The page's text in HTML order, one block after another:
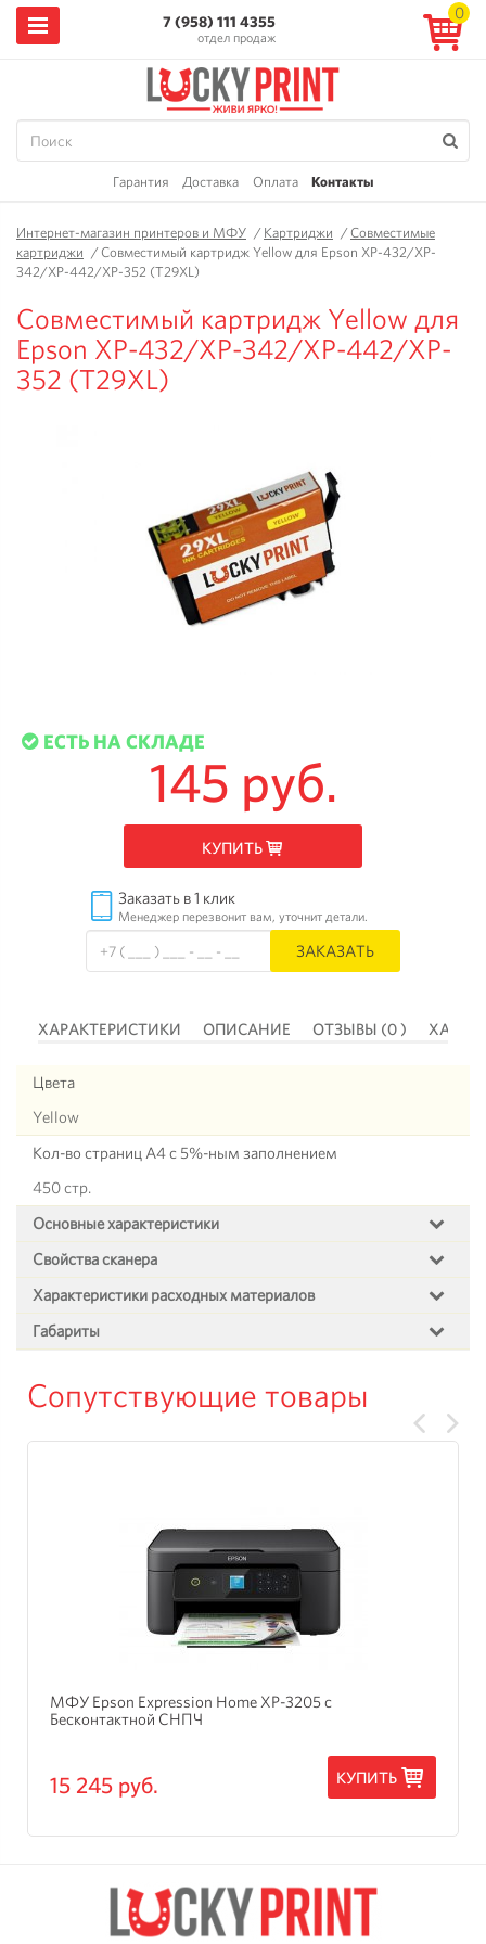
7 (958) 111 4355
отдел продаж
0
Гарантия Доставка Оплата Контакты
Интернет-магазин принтеров и МФУ /Картриджи /Совместимые
картриджи /Совместимый картридж Yellow для Epson XP-432/XP-
342/XP-442/XP-352 (T29XL)
Совместимый картридж Yellow для
Epson XP-432/XP-342/XP-442/XP-
352 (T29XL)
ЕСТЬ НА СКЛАДЕ
145 руб.
КУПИТЬ
Заказать в 1 клик
Менеджер перезвонит вам, уточнит детали.
ЗАКАЗАТЬ
ХАРАКТЕРИСТИКИ ОПИСАНИЕ ОТЗЫВЫ (0 )
Цвета
Yellow
Кол-во страниц А4 с 5%-ным заполнением
450 стр.
Основные характеристики
Свойства сканера
Характеристики расходных материалов
Габариты
Сопутствующие товары
МФУ Epson Expression Home XP-3205 с
Бесконтактной СНПЧ
15 245 руб. КУПИТЬ